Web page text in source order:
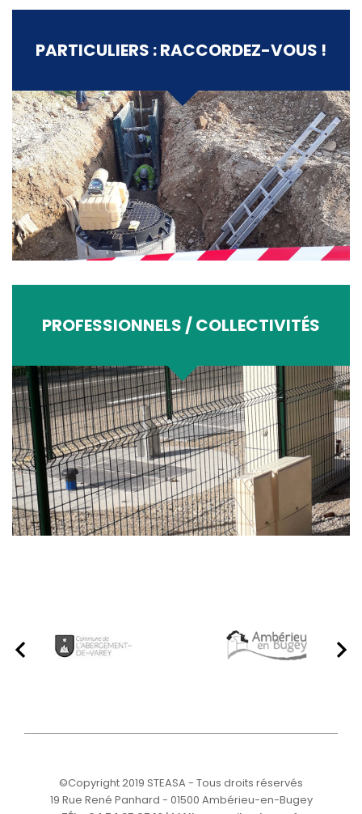
PARTICULIERS : RACCORDEZ-VOUS !
PROFESSIONNELS / COLLECTIVITÉS
©Copyright 2019 STEASA - Tous droits réservés
19 Rue René Panhard - 01500 Ambérieu-en-Bugey